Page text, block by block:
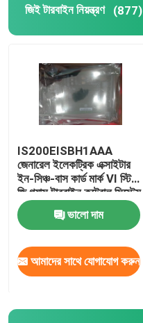
জিই টারবাইন নিয়ন্ত্রণ (877)
IS200EISBH1AAA
জেনারেল ইলেকট্রিক এক্সাইটার
ইন-সিঞ্চ-বাস কার্ড মার্ক VI স্টিম
জি গ্যাস টারবাইন কন্ট্রোল সিস্টেম
ভালো দাম
আমাদের সাথে যোগাযোগ করুন